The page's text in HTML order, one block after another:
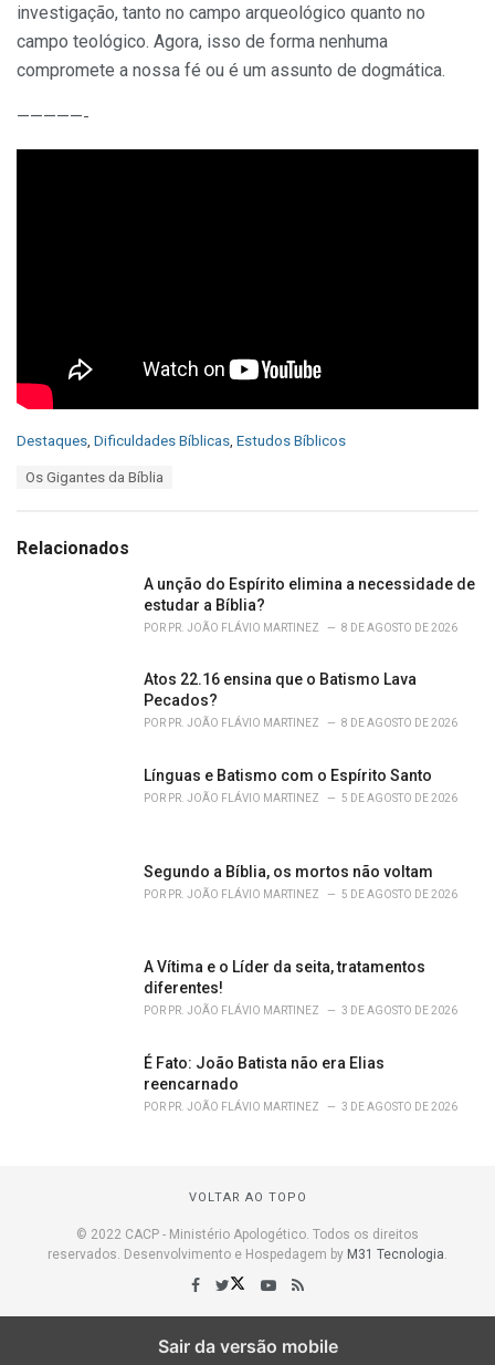
investigação, tanto no campo arqueológico quanto no
campo teológico. Agora, isso de forma nenhuma
compromete a nossa fé ou é um assunto de dogmática.
—————-
C
o
r
Destaques Dificuldades Bíblicas Estudos Bíblicos
:
Os Gigantes da Bíblia
Relacionados
A unção do Espírito elimina a necessidade de
estudar a Bíblia?
POR PR. JOÃO FLÁVIO MARTINEZ 8 DE AGOSTO DE 2026
Atos 22.16 ensina que o Batismo Lava
Pecados?
POR PR. JOÃO FLÁVIO MARTINEZ 8 DE AGOSTO DE 2026
Línguas e Batismo com o Espírito Santo
POR PR. JOÃO FLÁVIO MARTINEZ 5 DE AGOSTO DE 2026
Segundo a Bíblia, os mortos não voltam
POR PR. JOÃO FLÁVIO MARTINEZ 5 DE AGOSTO DE 2026
A Vítima e o Líder da seita, tratamentos
diferentes!
POR PR. JOÃO FLÁVIO MARTINEZ 3 DE AGOSTO DE 2026
É Fato: João Batista não era Elias
reencarnado
POR PR. JOÃO FLÁVIO MARTINEZ 3 DE AGOSTO DE 2026
VOLTAR AO TOPO
© 2022 CACP - Ministério Apologético. Todos os direitos
reservados. Desenvolvimento e Hospedagem by M31 Tecnologia
Sair da versão mobile